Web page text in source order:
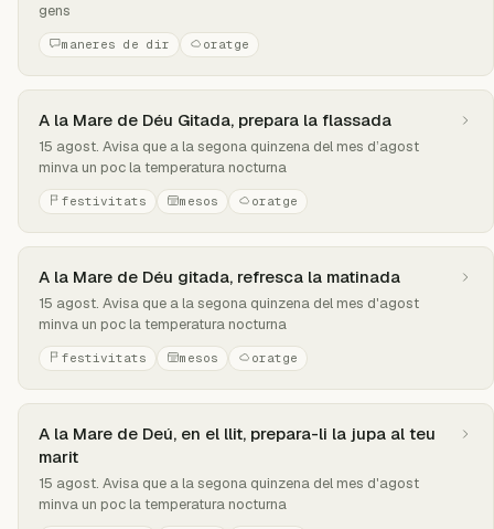
gens
maneres de dir oratge
A la Mare de Déu Gitada, prepara la flassada
15 agost. Avisa que a la segona quinzena del mes d’agost
minva un poc la temperatura nocturna
festivitats mesos oratge
A la Mare de Déu gitada, refresca la matinada
15 agost. Avisa que a la segona quinzena del mes d'agost
minva un poc la temperatura nocturna
festivitats mesos oratge
A la Mare de Deú, en el llit, prepara-li la jupa al teu
marit
15 agost. Avisa que a la segona quinzena del mes d'agost
minva un poc la temperatura nocturna